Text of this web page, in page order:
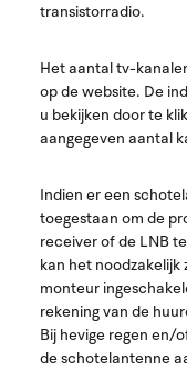
transistorradio.
Het aantal tv-
op de website. De
u bekijken door te
aangegeven aantal
Indien er een
toegestaan om de
receiver of de LNB
kan het noodzakelijk
monteur
rekening van de
Bij hevige regen en/
de schotelantenne